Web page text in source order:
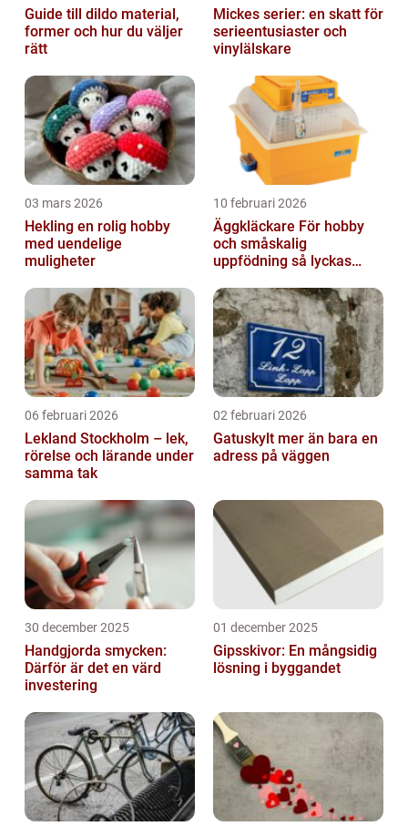
Guide till dildo material,
former och hur du väljer
rätt
Mickes serier: en skatt för
serieentusiaster och
vinylälskare
03 mars 2026
Hekling en rolig hobby
med uendelige
muligheter
10 februari 2026
Äggkläckare För hobby
och småskalig
uppfödning så lyckas
06 februari 2026
Lekland Stockholm – lek,
rörelse och lärande under
samma tak
02 februari 2026
Gatuskylt mer än bara en
adress på väggen
30 december 2025
Handgjorda smycken:
Därför är det en värd
investering
01 december 2025
Gipsskivor: En mångsidig
lösning i byggandet